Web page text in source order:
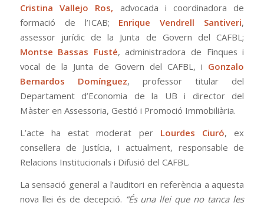
Cristina Vallejo Ros, advocada i coordinadora de
formació de l’ICAB; Enrique Vendrell Santiveri,
assessor jurídic de la Junta de Govern del CAFBL;
Montse Bassas Fusté, administradora de Finques i
vocal de la Junta de Govern del CAFBL, i Gonzalo
Bernardos Domínguez, professor titular del
Departament d’Economia de la UB i director del
Màster en Assessoria, Gestió i Promoció Immobiliària.
L’acte ha estat moderat per Lourdes Ciuró, ex
consellera de Justícia, i actualment, responsable de
Relacions Institucionals i Difusió del CAFBL.
La sensació general a l’auditori en referència a aquesta
nova llei és de decepció. “És una llei que no tanca les